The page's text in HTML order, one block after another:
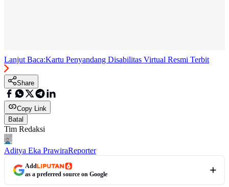
Lanjut Baca:Kartu Penyandang Disabilitas Virtual Resmi Terbit
Share
Copy Link
Batal
Tim Redaksi
Aditya Eka PrawiraReporter
Add
as a preferred source on Google